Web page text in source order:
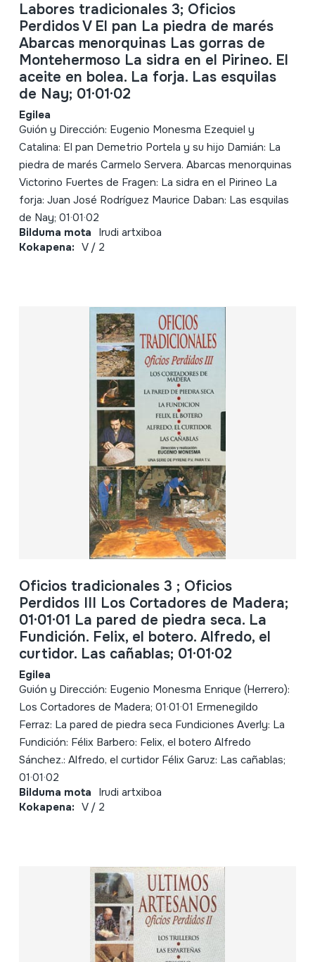
Labores tradicionales 3; Oficios
Perdidos V El pan La piedra de marés
Abarcas menorquinas Las gorras de
Montehermoso La sidra en el Pirineo. El
aceite en bolea. La forja. Las esquilas
de Nay; 01·01·02
Egilea
Guión y Dirección: Eugenio Monesma Ezequiel y
Catalina: El pan Demetrio Portela y su hijo Damián: La
piedra de marés Carmelo Servera. Abarcas menorquinas
Victorino Fuertes de Fragen: La sidra en el Pirineo La
forja: Juan José Rodríguez Maurice Daban: Las esquilas
de Nay; 01·01·02
Bilduma mota Irudi artxiboa
Kokapena: V / 2
Oficios tradicionales 3 ; Oficios
Perdidos III Los Cortadores de Madera;
01·01·01 La pared de piedra seca. La
Fundición. Felix, el botero. Alfredo, el
curtidor. Las cañablas; 01·01·02
Egilea
Guión y Dirección: Eugenio Monesma Enrique (Herrero):
Los Cortadores de Madera; 01·01·01 Ermenegildo
Ferraz: La pared de piedra seca Fundiciones Averly: La
Fundición: Félix Barbero: Felix, el botero Alfredo
Sánchez.: Alfredo, el curtidor Félix Garuz: Las cañablas;
01·01·02
Bilduma mota Irudi artxiboa
Kokapena: V / 2